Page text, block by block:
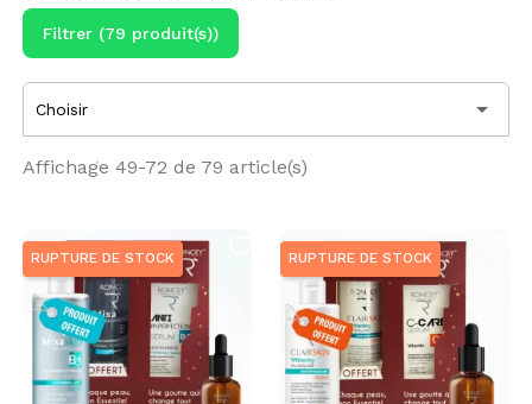
Filtrer (79 produit(s))
Choisir 
Affichage 49-72 de 79 article(s)
RUPTURE DE STOCK RUPTURE DE STOCK